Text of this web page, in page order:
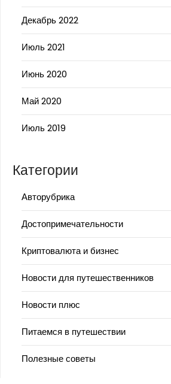
Декабрь 2022
Июль 2021
Июнь 2020
Май 2020
Июль 2019
Категории
Авторубрика
Достопримечательности
Криптовалюта и бизнес
Новости для путешественников
Новости плюс
Питаемся в путешествии
Полезные советы